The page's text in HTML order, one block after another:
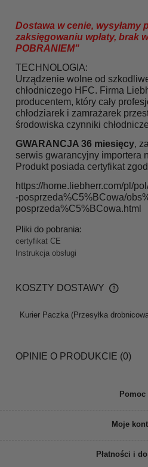
Dostawa w cenie, wysyłamy
zaksięgowaniu wpłaty, brak
POBRANIEM"
TECHNOLOGIA:
Urządzenie wolne od
chłodniczego HFC. Firma
producentem, który cały
chłodziarek i zamrażarek
środowiska czynniki chłodnicze
GWARANCJA 36 miesięcy,
serwis gwarancyjny importera
Produkt posiada certyfikat
https://home.liebherr.com/pl/
-posprzeda%C5%BCowa/
posprzeda%C5%BCowa.html
Pliki do pobrania:
certyfikat CE
Instrukcja obsługi
KOSZTY DOSTAWY
CENA NIE ZAWIERA
Kurier Paczka(Przesyłka
OPINIE O PRODUKCIE (0)
Pomoc
Moje
Płatności i